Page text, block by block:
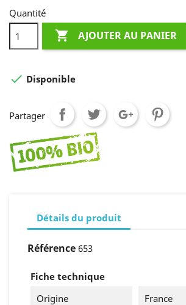
Quantité
 AJOUTER AU PANIER
 Disponible
Partager
Détails du produit
Référence 653
Fiche technique
Origine
France